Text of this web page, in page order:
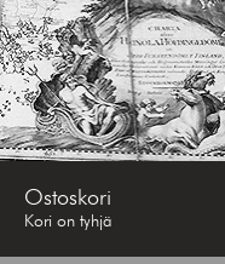
Ostoskori
Kori on tyhjä